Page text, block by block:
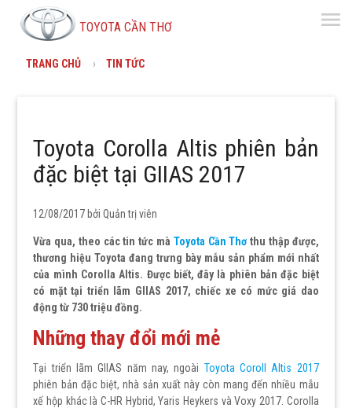
TOYOTA CẦN THƠ menu
TRANG CHỦ TIN TỨC
Toyota Corolla Altis phiên bản
đặc biệt tại GIIAS 2017
12/08/2017 bởiQuản trị viên
Vừa qua, theo các tin tức mà Toyota Cần Thơ thu thập được,
thương hiệu Toyota đang trưng bày mẫu sản phẩm mới nhất
của mình Corolla Altis. Được biết, đây là phiên bản đặc biệt
có mặt tại triển lãm GIIAS 2017, chiếc xe có mức giá dao
động từ 730 triệu đồng.
Những thay đổi mới mẻ
Tại triển lãm GIIAS năm nay, ngoài Toyota Coroll Altis 2017
phiên bản đặc biệt, nhà sản xuất này còn mang đến nhiều mẫu
xế hộp khác là C-HR Hybrid, Yaris Heykers và Voxy 2017. Corolla